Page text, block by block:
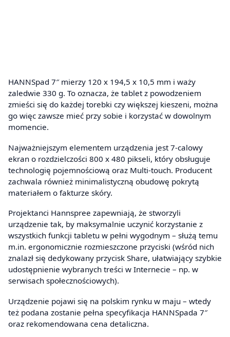
HANNSpad 7″ mierzy 120 x 194,5 x 10,5 mm i waży
zaledwie 330 g. To oznacza, że tablet z powodzeniem
zmieści się do każdej torebki czy większej kieszeni, można
go więc zawsze mieć przy sobie i korzystać w dowolnym
momencie.
Najważniejszym elementem urządzenia jest 7-calowy
ekran o rozdzielczości 800 x 480 pikseli, który obsługuje
technologię pojemnościową oraz Multi-touch. Producent
zachwala również minimalistyczną obudowę pokrytą
materiałem o fakturze skóry.
Projektanci Hannspree zapewniają, że stworzyli
urządzenie tak, by maksymalnie uczynić korzystanie z
wszystkich funkcji tabletu w pełni wygodnym – służą temu
m.in. ergonomicznie rozmieszczone przyciski (wśród nich
znalazł się dedykowany przycisk Share, ułatwiający szybkie
udostępnienie wybranych treści w Internecie – np. w
serwisach społecznościowych).
Urządzenie pojawi się na polskim rynku w maju – wtedy
też podana zostanie pełna specyfikacja HANNSpada 7″
oraz rekomendowana cena detaliczna.